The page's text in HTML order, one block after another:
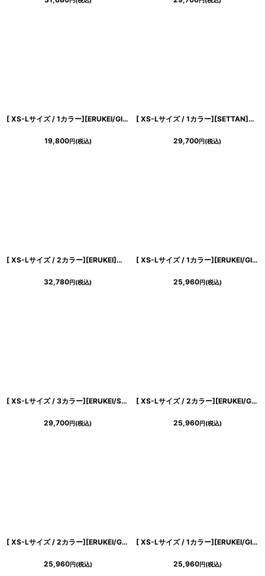
[ XS-Lサイズ / 1カラー][ERUKEI/GINZA COUTURE]バイカラー・オフショルダー・Vネック・フラワーコサージュ・パール・Aライン・ミニドレス・ワンピース[送料無料]
19,800円(税込)
[ XS-Lサイズ / 1カラー][SETTAN]イエロー・ホルターネック・ブラックベルト・リボン・シフォン・マーメイドライン・ロングドレス[黒木麗奈着用][送料無料]
29,700円(税込)
[ XS-Lサイズ / 2カラー][ERUKEI]モノトーン・リーフ柄・花柄・レースネック・Aライン・ノースリーブ・ロングドレス・ワンピース[薗田杏奈着用][送料無料]
32,780円(税込)
[ XS-Lサイズ / 1カラー][ERUKEI/GINZA COUTURE]フリンジジャガード・ドット・ノースリーブ・Aライン・フレア・ミニドレス・ワンピース[送料無料]
25,960円(税込)
[ XS-Lサイズ / 3カラー][ERUKEI/SETTAN]ラインストーン・フロントジップ・ポケット・Aライン・フレア・ミニドレス・ワンピース[送料無料]
29,700円(税込)
[ XS-Lサイズ / 2カラー][ERUKEI/GINZA COUTURE]総レース・ビジューボタン・フェイクポケット・インナーキャミソール付き・タイト・ノースリーブ・ミニドレス・ワンピース[送料無料]
25,960円(税込)
[ XS-Lサイズ / 2カラー][ERUKEI/GINZA COUTURE]半袖・Aライン・ビジューボタン・シンプル・ミニドレス・ワンピース[送料無料]
25,960円(税込)
[ XS-Lサイズ / 1カラー][ERUKEI/GINZA COUTURE]プリント・リゾート柄・花柄・サテン・切替・ハイウエスト・Aライン・ロングドレス[送料無料]
25,960円(税込)